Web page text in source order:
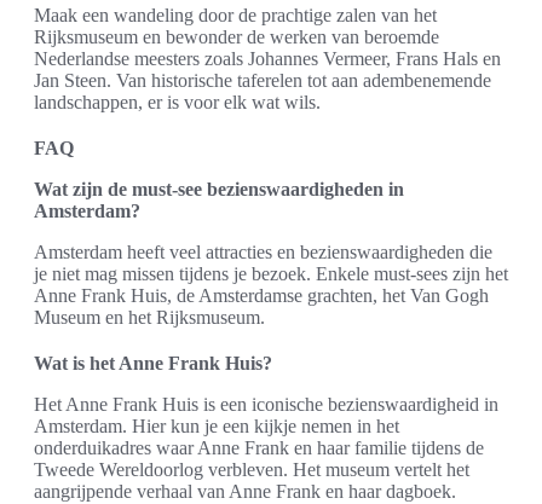
Maak een wandeling door de prachtige zalen van het
Rijksmuseum en bewonder de werken van beroemde
Nederlandse meesters zoals Johannes Vermeer, Frans Hals en
Jan Steen. Van historische taferelen tot aan adembenemende
landschappen, er is voor elk wat wils.
FAQ
Wat zijn de must-see bezienswaardigheden in
Amsterdam?
Amsterdam heeft veel attracties en bezienswaardigheden die
je niet mag missen tijdens je bezoek. Enkele must-sees zijn het
Anne Frank Huis, de Amsterdamse grachten, het Van Gogh
Museum en het Rijksmuseum.
Wat is het Anne Frank Huis?
Het Anne Frank Huis is een iconische bezienswaardigheid in
Amsterdam. Hier kun je een kijkje nemen in het
onderduikadres waar Anne Frank en haar familie tijdens de
Tweede Wereldoorlog verbleven. Het museum vertelt het
aangrijpende verhaal van Anne Frank en haar dagboek.